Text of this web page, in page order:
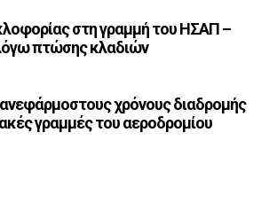
στη γραμμή του ΗΣΑΠ –
πτώσης κλαδιών
χρόνους διαδρομής
γραμμές του αεροδρομίου